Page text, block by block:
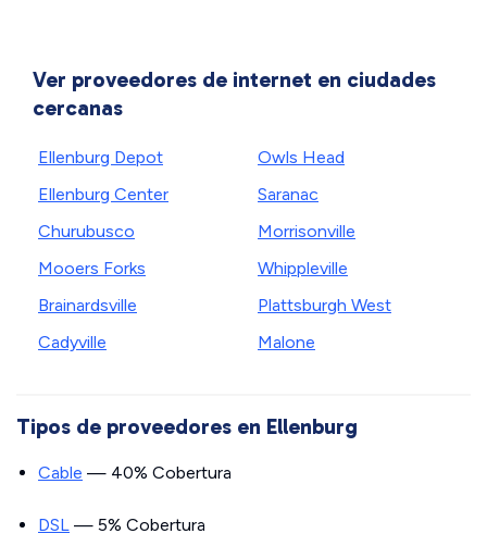
Ver proveedores de internet en ciudades
cercanas
Ellenburg Depot
Ellenburg Center
Churubusco
Mooers Forks
Brainardsville
Cadyville
Owls Head
Saranac
Morrisonville
Whippleville
Plattsburgh West
Malone
Tipos de proveedores en Ellenburg
Cable — 40% Cobertura
DSL — 5% Cobertura